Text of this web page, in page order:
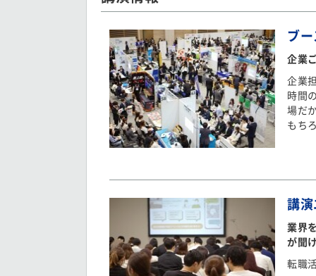
ブ
企業
企業
時間
場だ
もち
講
業界
が聞
転職